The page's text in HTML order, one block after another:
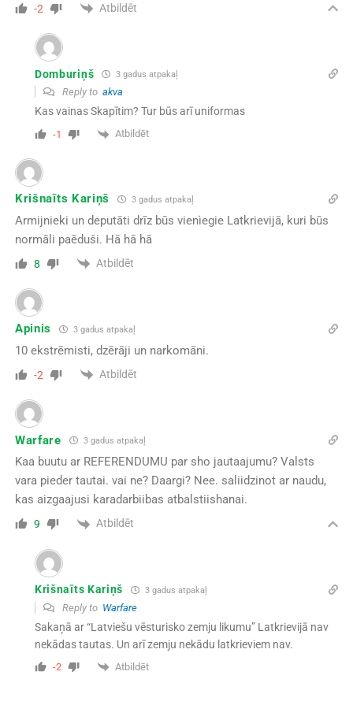
-2 Atbildēt
Domburiņš 3 gadus atpakaļ
Reply to akva
Kas vainas Skapītim? Tur būs arī uniformas
-1 Atbildēt
Krišnaīts Kariņš 3 gadus atpakaļ
Armijnieki un deputāti drīz būs vienìegie Latkrievijā, kuri būs
normāli paēduši. Hā hā hā
8 Atbildēt
Apinis 3 gadus atpakaļ
10 ekstrēmisti, dzērāji un narkomāni.
-2 Atbildēt
Warfare 3 gadus atpakaļ
Kaa buutu ar REFERENDUMU par sho jautaajumu? Valsts
vara pieder tautai. vai ne? Daargi? Nee. saliidzinot ar naudu,
kas aizgaajusi karadarbiibas atbalstiishanai.
9 Atbildēt
Krišnaīts Kariņš 3 gadus atpakaļ
Reply to Warfare
Sakaņā ar “Latviešu vēsturisko zemju likumu” Latkrievijā nav
nekādas tautas. Un arī zemju nekādu latkrieviem nav.
-2 Atbildēt